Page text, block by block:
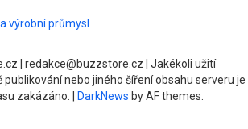
výrobní průmysl
| redakce@buzzstore.cz | Jakékoli užití
nebo jiného šíření obsahu serveru je
zakázáno.
DarkNews by AF themes.